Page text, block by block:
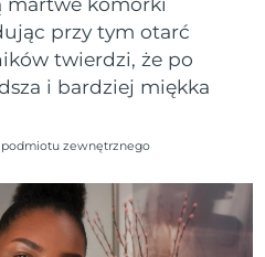
przy tym otarć
twierdzi, że po
i bardziej miękka
zewnętrznego
Oczekiwany czas dostawy
Oczekiwany czas dostawy
8/10/26
Oczekiwany czas dostawy
8/10/26